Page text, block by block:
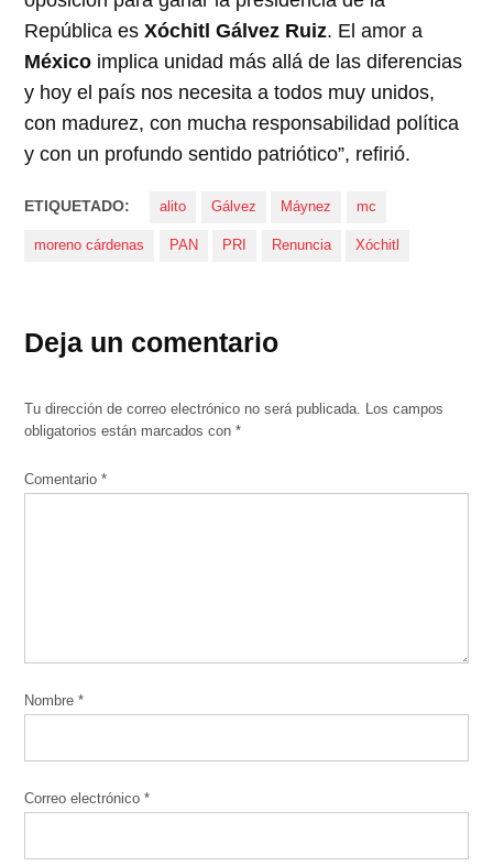
República esXóchitl Gálvez Ruiz. El amor a
México implica unidad más allá de las diferencias
y hoy el país nos necesita a todos muy unidos,
con madurez, con mucha responsabilidad política
y con un profundo sentido patriótico”, refirió.
ETIQUETADO: alito Gálvez Máynez mc
moreno cárdenas PAN PRI Renuncia Xóchitl
Deja un comentario
Tu dirección de correo electrónico no será publicada. Los campos
obligatorios están marcados con*
Comentario*
Nombre*
Correo electrónico*